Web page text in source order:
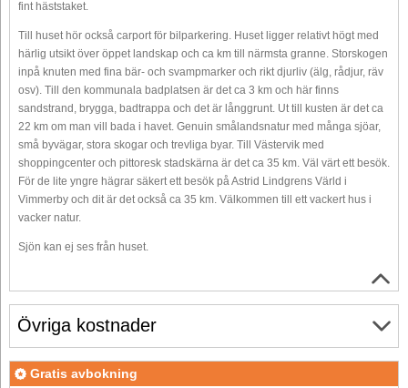
fint häststaket.
Till huset hör också carport för bilparkering. Huset ligger relativt högt med
härlig utsikt över öppet landskap och ca km till närmsta granne. Storskogen
inpå knuten med fina bär- och svampmarker och rikt djurliv (älg, rådjur, räv
osv). Till den kommunala badplatsen är det ca 3 km och här finns
sandstrand, brygga, badtrappa och det är långgrunt. Ut till kusten är det ca
22 km om man vill bada i havet. Genuin smålandsnatur med många sjöar,
små byvägar, stora skogar och trevliga byar. Till Västervik med
shoppingcenter och pittoresk stadskärna är det ca 35 km. Väl värt ett besök.
För de lite yngre hägrar säkert ett besök på Astrid Lindgrens Värld i
Vimmerby och dit är det också ca 35 km. Välkommen till ett vackert hus i
vacker natur.
Sjön kan ej ses från huset.
Övriga kostnader
Gratis avbokning